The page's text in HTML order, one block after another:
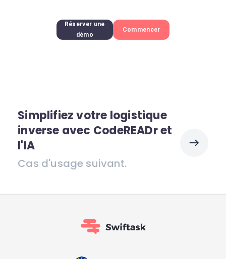
Réserver une
démo
Commencer
Simplifiez votre logistique
inverse avec CodeREADr et
l'IA
Cas d'usage suivant.